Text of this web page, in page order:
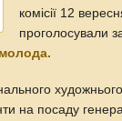
комісії 12
проголосували
на посаду